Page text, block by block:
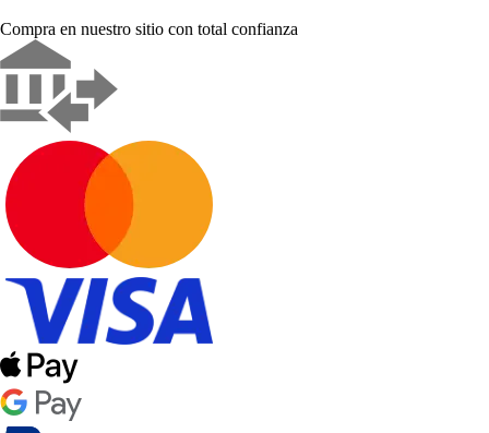
Compra en nuestro sitio con total confianza